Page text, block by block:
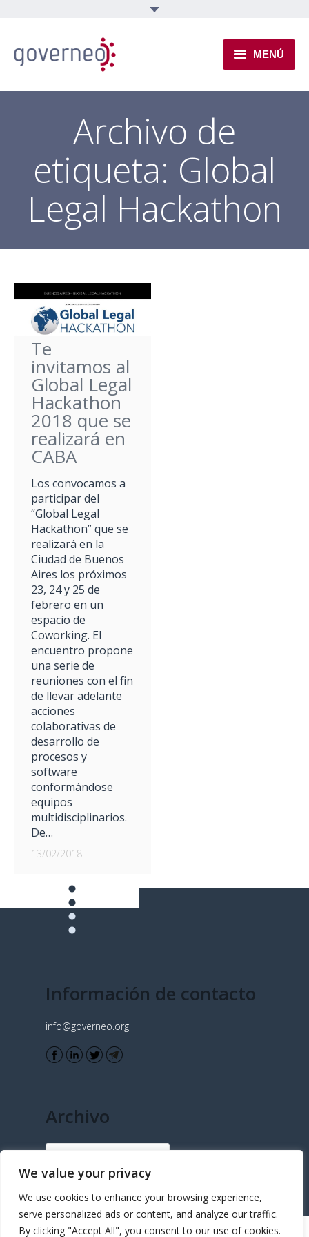
We value your privacy
We use cookies to enhance your browsing experience,
serve personalized ads or content, and analyze our traffic.
By clicking "Accept All", you consent to our use of cookies.
MENÚ
INSTITUCIONAL
EJES TEMÁTICOS
NOVEDADES
Archivo de
etiqueta: Global
Legal Hackathon
Te
invitamos al
Global Legal
Hackathon
2018 que se
realizará en
CABA
Los convocamos a
participar del
“Global Legal
Hackathon” que se
realizará en la
Ciudad de Buenos
Aires los próximos
23, 24 y 25 de
febrero en un
espacio de
Coworking. El
encuentro propone
una serie de
reuniones con el fin
de llevar adelante
acciones
colaborativas de
desarrollo de
procesos y
software
conformándose
equipos
multidisciplinarios.
De…
13/02/2018
Información de contacto
info@governeo.org
Archivo
Archivo